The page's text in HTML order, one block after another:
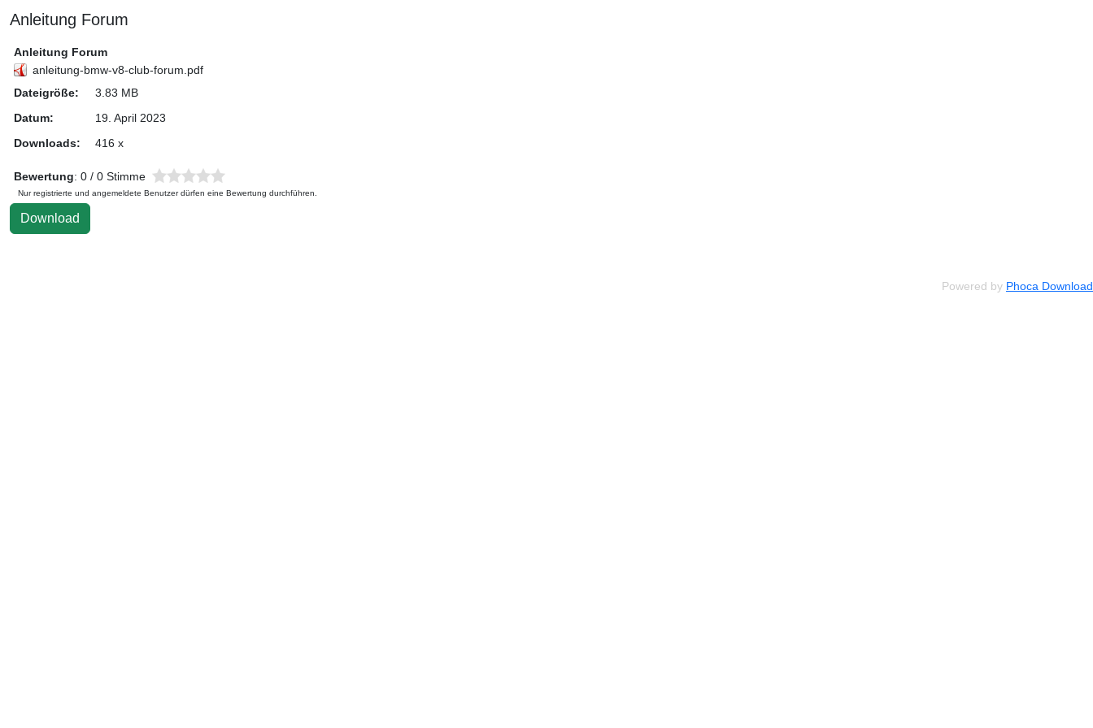
Anleitung Forum
Anleitung Forum
anleitung-bmw-v8-club-forum.pdf
Dateigröße:
3.83 MB
Datum:
19. April 2023
Downloads:
416 x
Bewertung: 0 / 0 Stimme
Nur registrierte und angemeldete Benutzer dürfen eine Bewertung durchführen.
Powered by Phoca Download